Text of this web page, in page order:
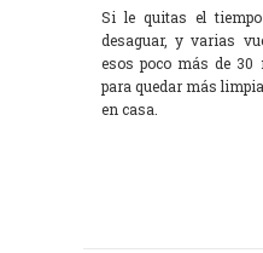
Si le quitas el
desaguar, y varias
esos poco más de 30
para quedar más
en casa.